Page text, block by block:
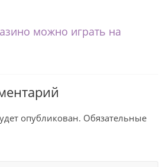
можно играть на
опубликован. Обязательные